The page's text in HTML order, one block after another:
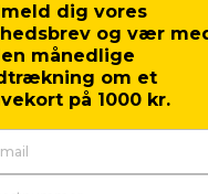
pk.
Falke®
dig vores
og vær
månedlige
om et
på 1000 kr.